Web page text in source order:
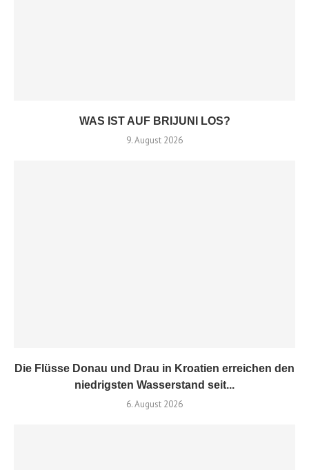
WAS IST AUF BRIJUNI LOS?
9. August 2026
Die Flüsse Donau und Drau in Kroatien erreichen den
niedrigsten Wasserstand seit...
6. August 2026